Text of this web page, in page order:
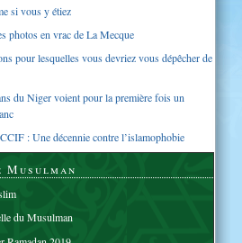
si vous y étiez
photos en vrac de La Mecque
pour lesquelles vous devriez vous dépêcher de
du Niger voient pour la première fois un
: Une décennie contre l’islamophobie
Musulman
du Musulman